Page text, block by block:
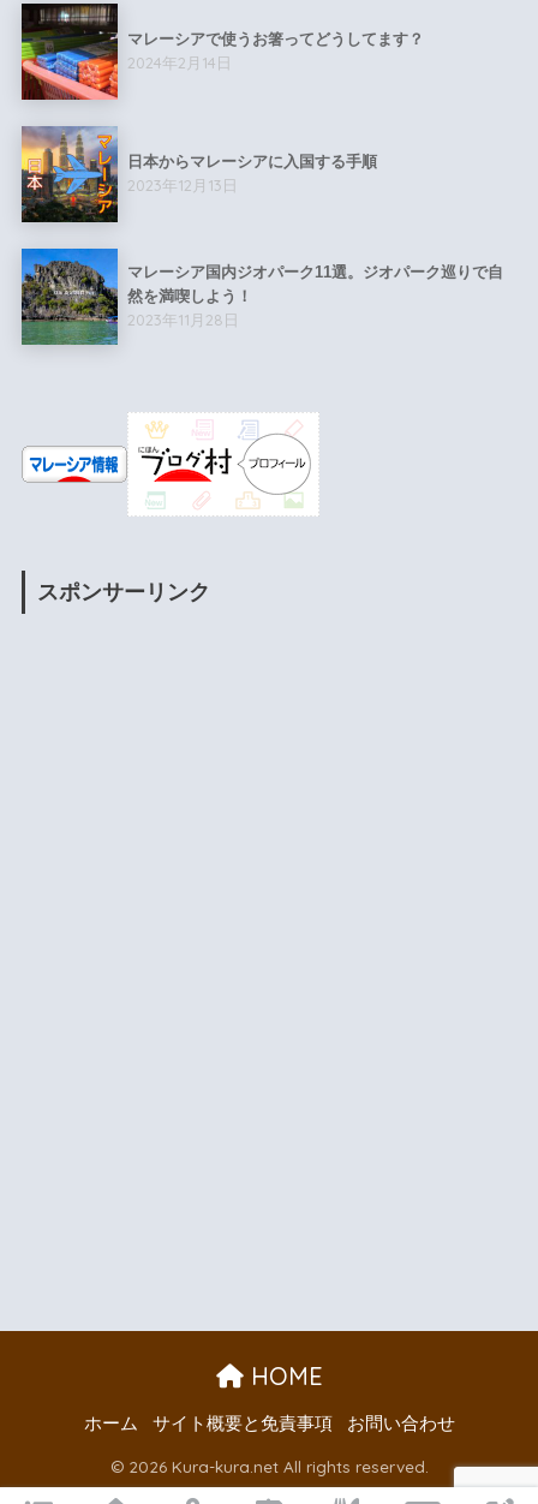
マレーシアで使うお箸ってどうしてます？
2024年2月14日
日本からマレーシアに入国する手順
2023年12月13日
マレーシア国内ジオパーク11選。ジオパーク巡りで自
然を満喫しよう！
2023年11月28日
スポンサーリンク
HOME
ホーム サイト概要と免責事項 お問い合わせ
© 2026 Kura-kura.net All rights reserved.